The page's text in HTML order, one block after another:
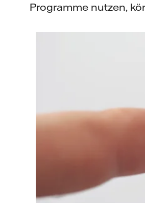
Programme nutzen,